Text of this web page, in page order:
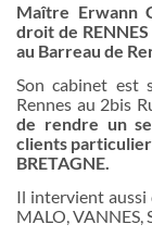
Maître Erwann
droit de
au Barreau de
Son cabinet est
Rennes au 2bis
de rendre un
clients
BRETAGNE.
Il intervient aussi
MALO, VANNES,